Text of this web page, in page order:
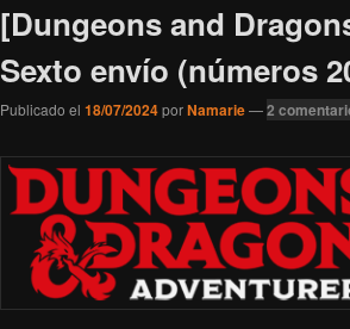
[Dungeons and
Sexto envío (números
Publicado el 18/07/2024porNamarie—2